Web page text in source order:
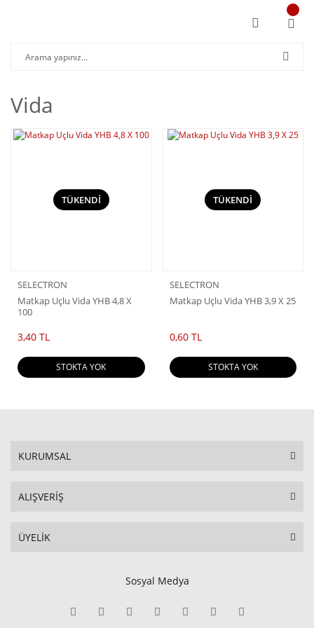
Vida
TÜKENDİ
SELECTRON
Matkap Uçlu Vida YHB 4,8 X
100
3,40 TL
STOKTA YOK
TÜKENDİ
SELECTRON
Matkap Uçlu Vida YHB 3,9 X 25
0,60 TL
STOKTA YOK
KURUMSAL
ALIŞVERİŞ
ÜYELİK
Sosyal Medya